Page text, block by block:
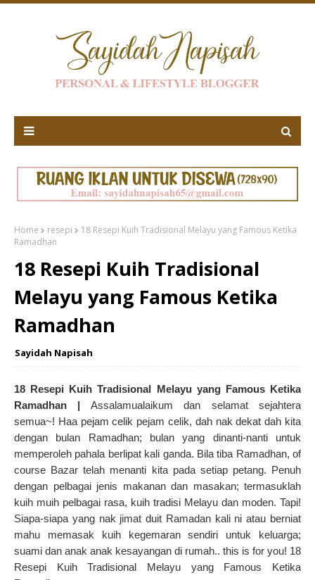
Home resepi
18 Resepi Kuih Tradisional Melayu yang Famous Ketika
Ramadhan
18 Resepi Kuih Tradisional
Melayu yang Famous Ketika
Ramadhan
Sayidah Napisah
18 Resepi Kuih Tradisional Melayu yang Famous Ketika
Ramadhan | Assalamualaikum dan selamat sejahtera
semua~! Haa pejam celik pejam celik, dah nak dekat dah kita
dengan bulan Ramadhan; bulan yang dinanti-nanti untuk
memperoleh pahala berlipat kali ganda. Bila tiba Ramadhan, of
course Bazar telah menanti kita pada setiap petang. Penuh
dengan pelbagai jenis makanan dan masakan; termasuklah
kuih muih pelbagai rasa, kuih tradisi Melayu dan moden. Tapi!
Siapa-siapa yang nak jimat duit Ramadan kali ni atau berniat
mahu memasak kuih kegemaran sendiri untuk keluarga;
suami dan anak anak kesayangan di rumah.. this is for you! 18
Resepi Kuih Tradisional Melayu yang Famous Ketika